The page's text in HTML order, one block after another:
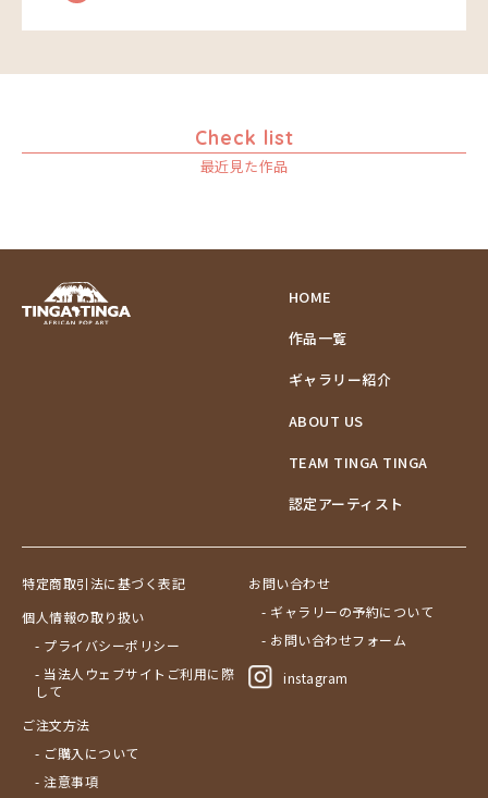
Check list
最近見た作品
HOME
作品一覧
ギャラリー紹介
ABOUT US
TEAM TINGA TINGA
認定アーティスト
特定商取引法に基づく表記
個人情報の取り扱い
- プライバシーポリシー
- 当法人ウェブサイトご利用に際
して
ご注文方法
- ご購入について
- 注意事項
お問い合わせ
- ギャラリーの予約について
- お問い合わせフォーム
instagram